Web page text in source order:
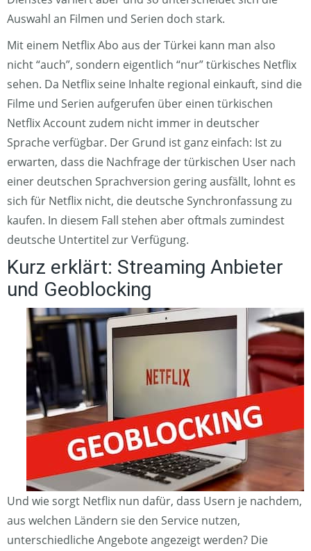
Auswahl an Filmen und Serien doch stark.
Mit einem Netflix Abo aus der Türkei kann man also
nicht “auch”, sondern eigentlich “nur” türkisches Netflix
sehen. Da Netflix seine Inhalte regional einkauft, sind die
Filme und Serien aufgerufen über einen türkischen
Netflix Account zudem nicht immer in deutscher
Sprache verfügbar. Der Grund ist ganz einfach: Ist zu
erwarten, dass die Nachfrage der türkischen User nach
einer deutschen Sprachversion gering ausfällt, lohnt es
sich für Netflix nicht, die deutsche Synchronfassung zu
kaufen. In diesem Fall stehen aber oftmals zumindest
deutsche Untertitel zur Verfügung.
Kurz erklärt: Streaming Anbieter
und Geoblocking
Und wie sorgt Netflix nun dafür, dass Usern je nachdem,
aus welchen Ländern sie den Service nutzen,
unterschiedliche Angebote angezeigt werden? Die